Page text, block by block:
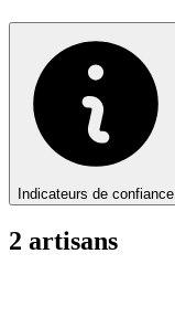
Indicateurs de confiance
2 artisans